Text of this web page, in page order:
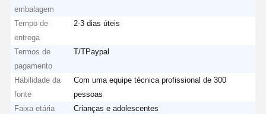
embalagem
Tempo de
entrega
2-3 dias úteis
Termos de
pagamento
T/TPaypal
Habilidade da
fonte
Com uma equipe técnica profissional de 300
pessoas
Faixa etária
Crianças e adolescentes